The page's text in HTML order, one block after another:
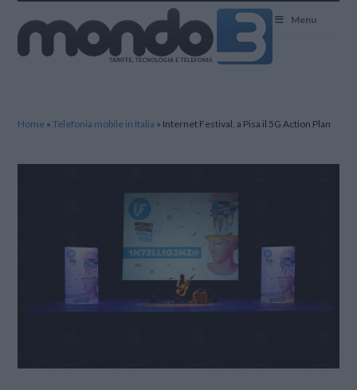
Menu
Home »Telefonia mobile in Italia » Internet Festival, a Pisa il 5G Action Plan